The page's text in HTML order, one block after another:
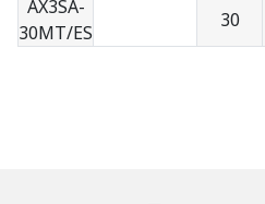
AX3SA-
30MT/ES
30